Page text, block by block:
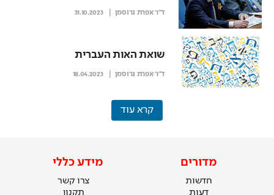
ד"ר אפרת גרוסמן 31.10.2023
שואת האות העברית
ד"ר אפרת גרוסמן 18.04.2023
קרא עוד
מדורים
חדשות
דעות
מידע כללי
צרו קשר
תקנון